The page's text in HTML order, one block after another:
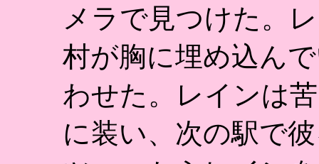
メラで見つけた。
村が胸に埋め込ん
わせた。レインは
に装い、次の駅で